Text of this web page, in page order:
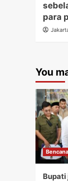
para
You
Bencana